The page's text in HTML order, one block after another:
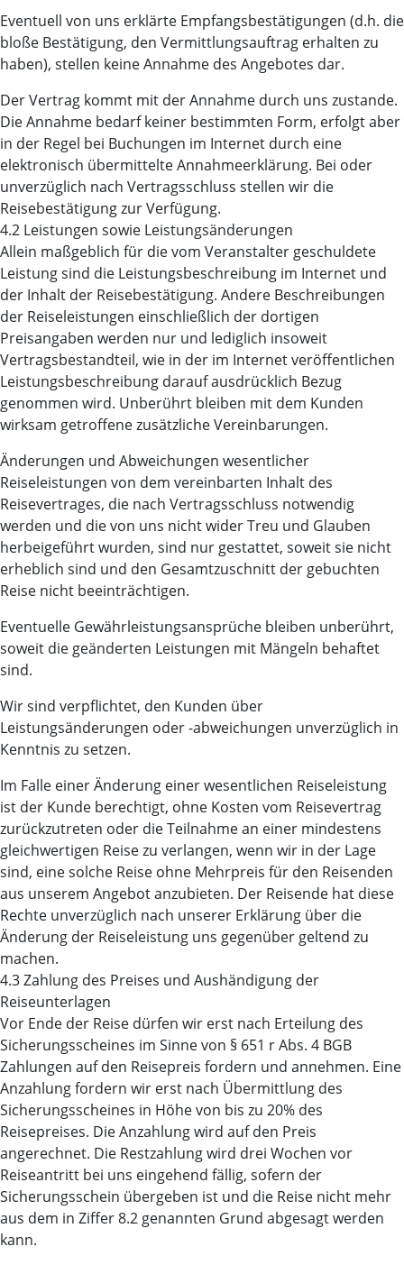
Eventuell von uns erklärte Empfangsbestätigungen (d.h. die
bloße Bestätigung, den Vermittlungsauftrag erhalten zu
haben), stellen keine Annahme des Angebotes dar.
Der Vertrag kommt mit der Annahme durch uns zustande.
Die Annahme bedarf keiner bestimmten Form, erfolgt aber
in der Regel bei Buchungen im Internet durch eine
elektronisch übermittelte Annahmeerklärung. Bei oder
unverzüglich nach Vertragsschluss stellen wir die
Reisebestätigung zur Verfügung.
4.2 Leistungen sowie Leistungsänderungen
Allein maßgeblich für die vom Veranstalter geschuldete
Leistung sind die Leistungsbeschreibung im Internet und
der Inhalt der Reisebestätigung. Andere Beschreibungen
der Reiseleistungen einschließlich der dortigen
Preisangaben werden nur und lediglich insoweit
Vertragsbestandteil, wie in der im Internet veröffentlichen
Leistungsbeschreibung darauf ausdrücklich Bezug
genommen wird. Unberührt bleiben mit dem Kunden
wirksam getroffene zusätzliche Vereinbarungen.
Änderungen und Abweichungen wesentlicher
Reiseleistungen von dem vereinbarten Inhalt des
Reisevertrages, die nach Vertragsschluss notwendig
werden und die von uns nicht wider Treu und Glauben
herbeigeführt wurden, sind nur gestattet, soweit sie nicht
erheblich sind und den Gesamtzuschnitt der gebuchten
Reise nicht beeinträchtigen.
Eventuelle Gewährleistungsansprüche bleiben unberührt,
soweit die geänderten Leistungen mit Mängeln behaftet
sind.
Wir sind verpflichtet, den Kunden über
Leistungsänderungen oder -abweichungen unverzüglich in
Kenntnis zu setzen.
Im Falle einer Änderung einer wesentlichen Reiseleistung
ist der Kunde berechtigt, ohne Kosten vom Reisevertrag
zurückzutreten oder die Teilnahme an einer mindestens
gleichwertigen Reise zu verlangen, wenn wir in der Lage
sind, eine solche Reise ohne Mehrpreis für den Reisenden
aus unserem Angebot anzubieten. Der Reisende hat diese
Rechte unverzüglich nach unserer Erklärung über die
Änderung der Reiseleistung uns gegenüber geltend zu
machen.
4.3 Zahlung des Preises und Aushändigung der
Reiseunterlagen
Vor Ende der Reise dürfen wir erst nach Erteilung des
Sicherungsscheines im Sinne von § 651 r Abs. 4 BGB
Zahlungen auf den Reisepreis fordern und annehmen. Eine
Anzahlung fordern wir erst nach Übermittlung des
Sicherungsscheines in Höhe von bis zu 20% des
Reisepreises. Die Anzahlung wird auf den Preis
angerechnet. Die Restzahlung wird drei Wochen vor
Reiseantritt bei uns eingehend fällig, sofern der
Sicherungsschein übergeben ist und die Reise nicht mehr
aus dem in Ziffer 8.2 genannten Grund abgesagt werden
kann.